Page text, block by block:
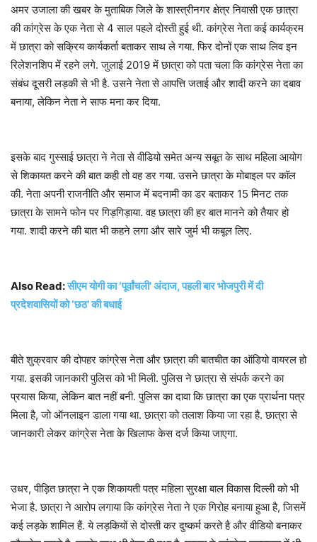
अमर उजाला की खबर के मुताबिक जिले के शास्त्रीनगर क्षेत्र निवासी एक छात्रा
की कांग्रेस के एक नेता से 4 साल पहले दोस्ती हुई थी. कांग्रेस नेता कई कार्यक्रम
में छात्रा को सक्रिय कार्यकर्ता बताकर साथ ले गया. फिर दोनों एक साथ लिव इन
रिलेशनशिप में रहने लगे. जुलाई 2019 में छात्रा को पता चला कि कांग्रेस नेता का
संबंध दूसरी लड़की से भी है. उसने नेता से आपत्ति जताई और शादी करने का दबाव
बनाया, लेकिन नेता ने साफ मना कर दिया.
इसके बाद गुस्साई छात्रा ने नेता से वीडियो समेत अन्य सबूत के साथ महिला आयोग
से शिकायत करने की बात कही तो वह डर गया. उसने छात्रा के मोबाइल पर कॉल
की. नेता अपनी राजनीति और समाज में बदनामी का डर बताकर 15 मिनट तक
छात्रा के सामने फोन पर गिड़गिड़ाया. वह छात्रा की हर बात मानने को तैयार हो
गया. शादी करने की बात भी कहने लगा और सारे जुर्म भी कबूल लिए.
Also Read:सीएम योगी का ‘पूर्वांचली’ अंदाज, पहली बार भोजपुरी में दी
प्रदेशवासियों को ‘छठ’ की बधाई
बीते शुक्रवार की दोपहर कांग्रेस नेता और छात्रा की बातचीत का ऑडियो वायरल हो
गया. इसकी जानकारी पुलिस को भी मिली. पुलिस ने छात्रा से संपर्क करने का
प्रयास किया, लेकिन बात नहीं बनी. पुलिस का दावा कि छात्रा का एक प्रार्थना पत्र
मिला है, जो ऑनलाइन डाला गया था. छात्रा को तलाश किया जा रहा है. छात्रा से
जानकारी लेकर कांग्रेस नेता के खिलाफ केस दर्ज किया जाएगा.
उधर, पीड़ित छात्रा ने एक शिकायती पत्र महिला सुरक्षा बाल विकास दिल्ली को भी
भेजा है. छात्रा ने आरोप लगाया कि कांग्रेस नेता ने एक गिरोह बनाया हुआ है, जिसमें
कई लड़के शामिल हैं. ये लड़कियों से दोस्ती कर दुष्कर्म करते है और वीडियो बनाकर